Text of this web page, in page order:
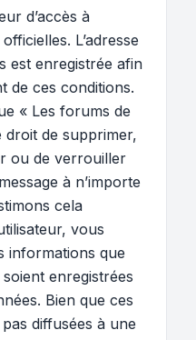
d’accès à
L’adresse
est enregistrée afin
de ces conditions.
« Les forums de
droit de supprimer,
ou de verrouiller
à n’importe
cela
vous
informations que
enregistrées
Bien que ces
diffusées à une